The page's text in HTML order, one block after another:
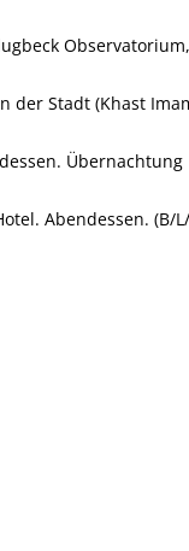
Observatorium,
der Stadt (Khast
Übernachtung
Abendessen. (B/